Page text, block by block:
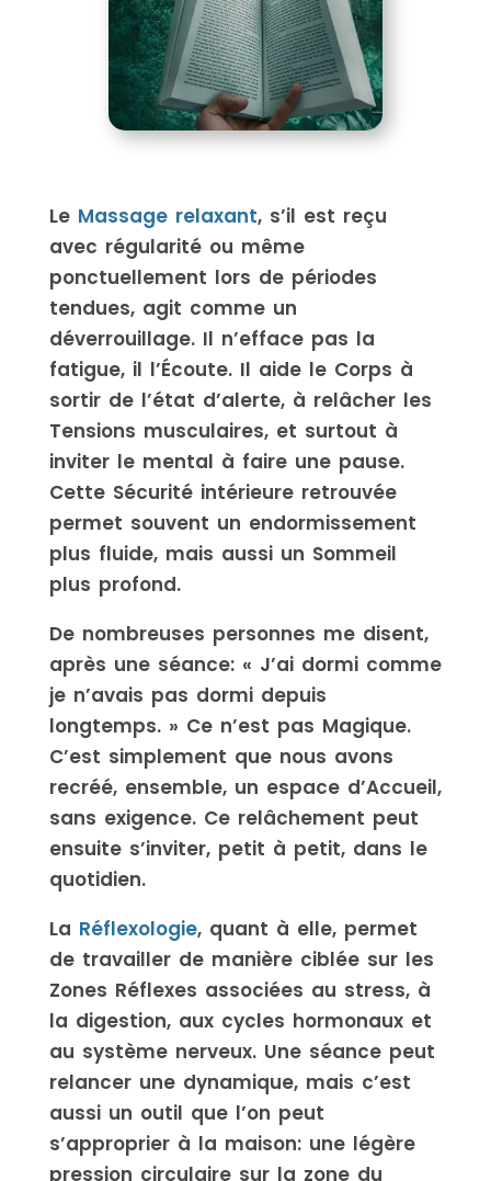
Le Massage relaxant, s’il est reçu
avec régularité ou même
ponctuellement lors de périodes
tendues, agit comme un
déverrouillage. Il n’efface pas la
fatigue, il l’Écoute. Il aide le Corps à
sortir de l’état d’alerte, à relâcher les
Tensions musculaires, et surtout à
inviter le mental à faire une pause.
Cette Sécurité intérieure retrouvée
permet souvent un endormissement
plus fluide, mais aussi un Sommeil
plus profond.
De nombreuses personnes me disent,
après une séance: « J’ai dormi comme
je n’avais pas dormi depuis
longtemps. » Ce n’est pas Magique.
C’est simplement que nous avons
recréé, ensemble, un espace d’Accueil,
sans exigence. Ce relâchement peut
ensuite s’inviter, petit à petit, dans le
quotidien.
La Réflexologie, quant à elle, permet
de travailler de manière ciblée sur les
Zones Réflexes associées au stress, à
la digestion, aux cycles hormonaux et
au système nerveux. Une séance peut
relancer une dynamique, mais c’est
aussi un outil que l’on peut
s’approprier à la maison: une légère
pression circulaire sur la zone du